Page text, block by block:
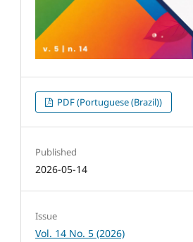
PDF (Portuguese (Brazil))
Published
2026-05-14
Issue
Vol. 14 No. 5 (2026)